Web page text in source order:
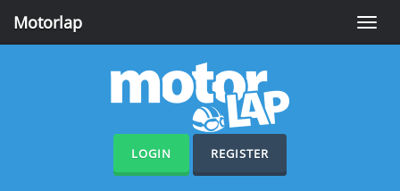
Toggle
Motorlap
LOGIN REGISTER